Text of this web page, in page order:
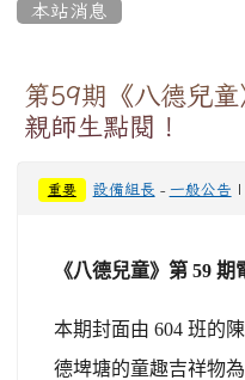
本站消息
第59期《八德兒
親師生點閱！
重要 設備組長 - 一般公告
《八德兒童》第 59
本期封面由 604 班的
德埤塘的童趣吉祥物